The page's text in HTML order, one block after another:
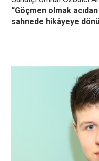
“Göçmen olmak
sahnede hikâyeye